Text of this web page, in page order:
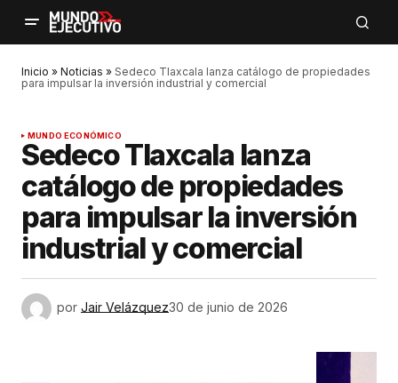
Inicio » Noticias » Sedeco Tlaxcala lanza catálogo de propiedades
para impulsar la inversión industrial y comercial
MUNDO ECONÓMICO
Sedeco Tlaxcala lanza
catálogo de propiedades
para impulsar la inversión
industrial y comercial
por Jair Velázquez30 de junio de 2026